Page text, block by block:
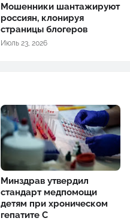
Мошенники шантажируют
россиян, клонируя
страницы блогеров
Июль 23, 2026
Минздрав утвердил
стандарт медпомощи
детям при хроническом
гепатите С